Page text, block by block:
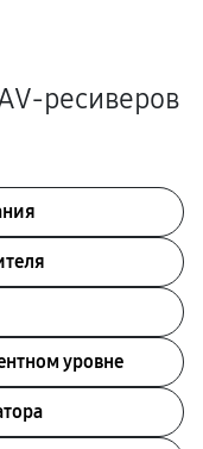
ресиверов
уровне